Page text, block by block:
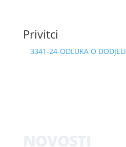
Privitci
3341-24-ODLUKA O DODJELI